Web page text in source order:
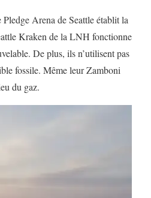
Arena de Seattle établit la
Kraken de la LNH fonctionne
De plus, ils n’utilisent pas
fossile. Même leur Zamboni
du gaz.